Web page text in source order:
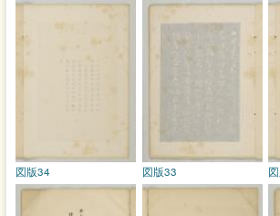
図版33
図版34